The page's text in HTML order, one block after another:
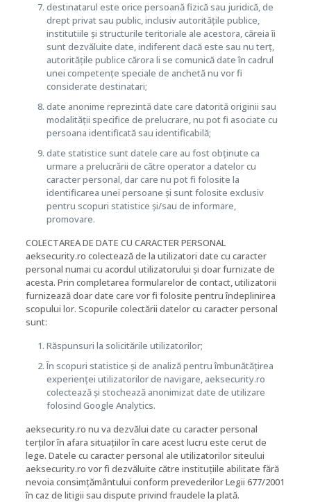
destinatarul este orice persoană fizică sau juridică, de
drept privat sau public, inclusiv autoritățile publice,
institutiile și structurile teritoriale ale acestora, căreia îi
sunt dezvăluite date, indiferent dacă este sau nu terț,
autoritățile publice cărora li se comunică date în cadrul
unei competențe speciale de anchetă nu vor fi
considerate destinatari;
date anonime reprezintă date care datorită originii sau
modalității specifice de prelucrare, nu pot fi asociate cu
persoana identificată sau identificabilă;
date statistice sunt datele care au fost obținute ca
urmare a prelucrării de către operator a datelor cu
caracter personal, dar care nu pot fi folosite la
identificarea unei persoane și sunt folosite exclusiv
pentru scopuri statistice și/sau de informare,
promovare.
COLECTAREA DE DATE CU CARACTER PERSONAL
aeksecurity.ro colectează de la utilizatori date cu caracter
personal numai cu acordul utilizatorului și doar furnizate de
acesta. Prin completarea formularelor de contact, utilizatorii
furnizează doar date care vor fi folosite pentru îndeplinirea
scopului lor. Scopurile colectării datelor cu caracter personal
sunt:
Răspunsuri la solicitările utilizatorilor;
În scopuri statistice și de analiză pentru îmbunătățirea
experienței utilizatorilor de navigare, aeksecurity.ro
colectează și stochează anonimizat date de utilizare
folosind Google Analytics.
aeksecurity.ro nu va dezvălui date cu caracter personal
terților în afara situațiilor în care acest lucru este cerut de
lege. Datele cu caracter personal ale utilizatorilor siteului
aeksecurity.ro vor fi dezvăluite către instituțiile abilitate fără
nevoia consimțământului conform prevederilor Legii 677/2001
în caz de litigii sau dispute privind fraudele la plată.